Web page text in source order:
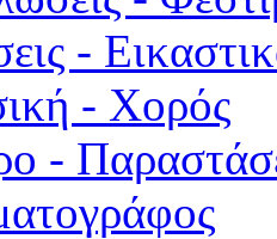
-
- Χορός
-